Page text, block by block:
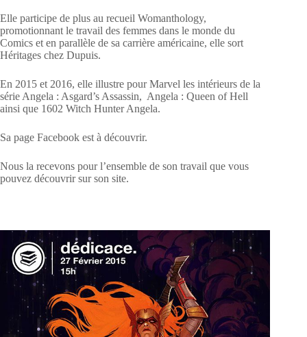
Elle participe de plus au recueil Womanthology,
promotionnant le travail des femmes dans le monde du
Comics et en parallèle de sa carrière américaine, elle sort
Héritages chez Dupuis.
En 2015 et 2016, elle illustre pour Marvel les intérieurs de la
série Angela : Asgard’s Assassin, Angela : Queen of Hell
ainsi que 1602 Witch Hunter Angela.
Sa page Facebook est à découvrir.
Nous la recevons pour l’ensemble de son travail que vous
pouvez découvrir sur son site.